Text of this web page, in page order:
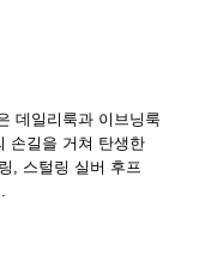
데일리룩과 이브닝룩
손길을 거쳐 탄생한
, 스털링 실버 후프